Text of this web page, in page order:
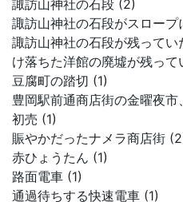
諏訪山神社の石段 (2)
諏訪山神社の石段がスロープ
諏訪山神社の石段が残って
け落ちた洋館の廃墟が残って
豆腐町の踏切 (1)
豊岡駅前通商店街の金曜夜
初売 (1)
賑やかだったナメラ商店街
赤ひょうたん (1)
路面電車 (1)
通過待ちする快速電車 (1)